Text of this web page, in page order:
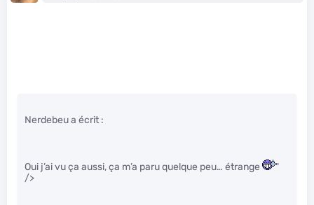
Nerdebeu a écrit :
Oui j’ai vu ça aussi, ça m’a paru quelque peu… étrange
"
/>